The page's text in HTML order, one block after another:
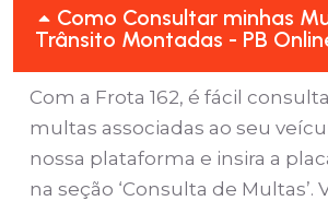
Como Consultar minhas
Trânsito Montadas - PB
Com a Frota 162, é fácil
multas associadas ao seu
nossa plataforma e insira a
na seção ‘Consulta de Multas’.